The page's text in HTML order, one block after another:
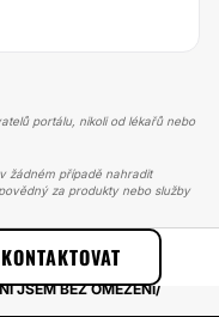
portálu, nikoli od lékařů nebo
žádném případě nahradit
za produkty nebo služby
KONTAKTOVAT
PRSOU
JSEM BEZ OMEZENÍ